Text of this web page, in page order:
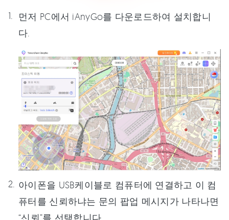
먼저 PC에서 iAnyGo를 다운로드하여 설치합니
다.
아이폰을 USB케이블로 컴퓨터에 연결하고 이 컴
퓨터를 신뢰하냐는 문의 팝업 메시지가 나타나면
“신뢰”를 선택합니다.